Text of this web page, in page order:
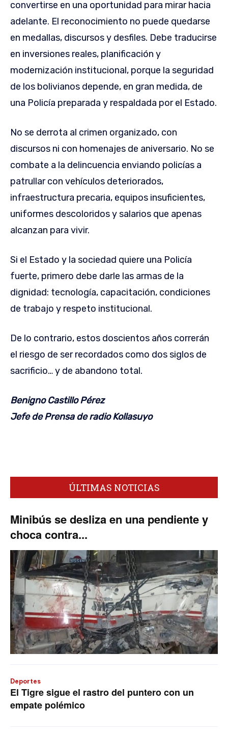
convertirse en una oportunidad para mirar hacia
adelante. El reconocimiento no puede quedarse
en medallas, discursos y desfiles. Debe traducirse
en inversiones reales, planificación y
modernización institucional, porque la seguridad
de los bolivianos depende, en gran medida, de
una Policía preparada y respaldada por el Estado.
No se derrota al crimen organizado, con
discursos ni con homenajes de aniversario. No se
combate a la delincuencia enviando policías a
patrullar con vehículos deteriorados,
infraestructura precaria, equipos insuficientes,
uniformes descoloridos y salarios que apenas
alcanzan para vivir.
Si el Estado y la sociedad quiere una Policía
fuerte, primero debe darle las armas de la
dignidad: tecnología, capacitación, condiciones
de trabajo y respeto institucional.
De lo contrario, estos doscientos años correrán
el riesgo de ser recordados como dos siglos de
sacrificio… y de abandono total.
Benigno Castillo Pérez
Jefe de Prensa de radio Kollasuyo
ÚLTIMAS NOTICIAS
Minibús se desliza en una pendiente y
choca contra...
Deportes
El Tigre sigue el rastro del puntero con un
empate polémico